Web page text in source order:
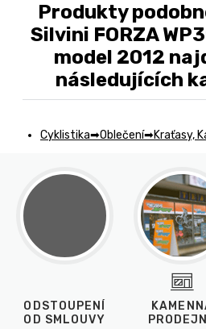
Produkty
Silvini FORZA
model 2012
následujících
Cyklistika Oblečení Kraťasy,
ODSTOUPENÍ
OD SMLOUVY